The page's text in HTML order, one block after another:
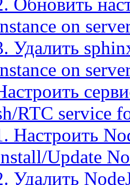
on
Удалить
on
RTC service
Настроить
Update
Удалить